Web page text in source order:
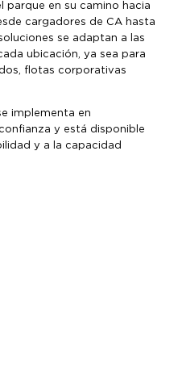
parque en su camino hacia
cargadores de CA hasta
se adaptan a las
ubicación, ya sea para
flotas corporativas
implementa en
y está disponible
y a la capacidad